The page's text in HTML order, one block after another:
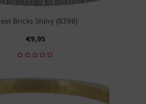
Bricks Shiny (R398)
€9,95